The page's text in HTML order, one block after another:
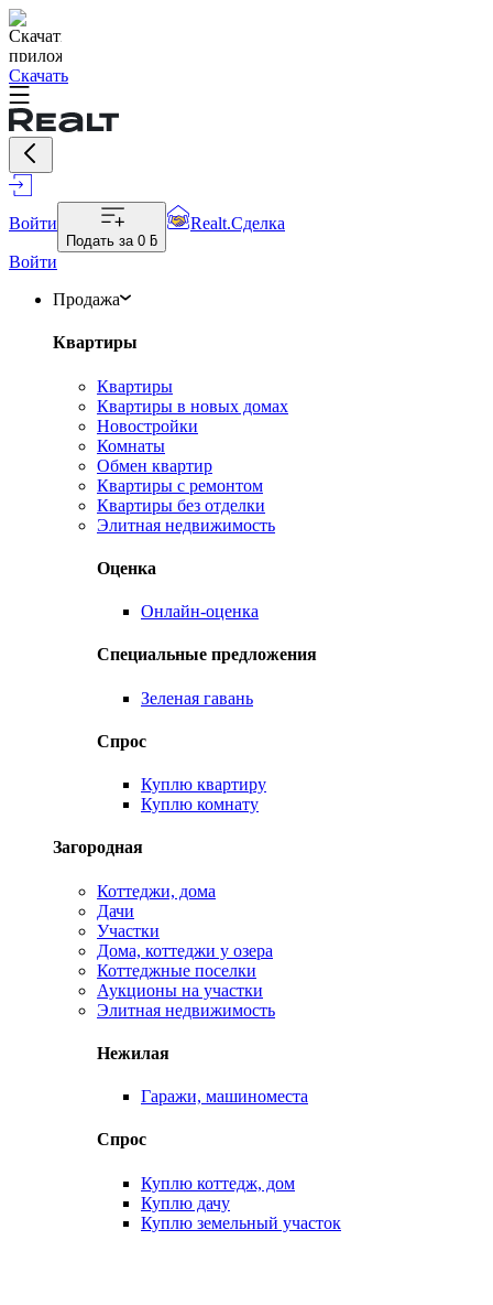
Скачать
Войти
Подать за 0 ƃ
Realt.Сделка
Войти
Продажа
Квартиры
Квартиры
Квартиры в новых домах
Новостройки
Комнаты
Обмен квартир
Квартиры с ремонтом
Квартиры без отделки
Элитная недвижимость
Оценка
Онлайн-оценка
Специальные предложения
Зеленая гавань
Спрос
Куплю квартиру
Куплю комнату
Загородная
Коттеджи, дома
Дачи
Участки
Дома, коттеджи у озера
Коттеджные поселки
Аукционы на участки
Элитная недвижимость
Нежилая
Гаражи, машиноместа
Спрос
Куплю коттедж, дом
Куплю дачу
Куплю земельный участок